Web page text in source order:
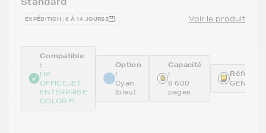
EXPÉDITION : 6 À 14 JOURS Voir le produit
Compatible
:
HP
OFFICEJET
ENTERPRISE
COLOR FL...
Option
:
Cyan
(bleu)
Capacité
:
6 600
pages